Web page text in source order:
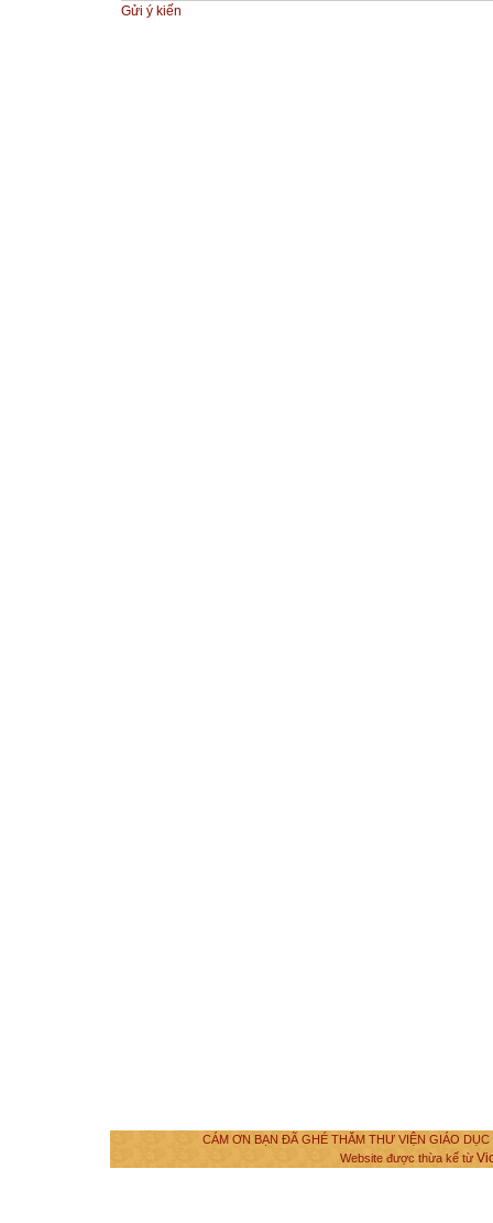
Gửi ý kiến
CÁM ƠN BẠN ĐÃ GHÉ THĂM THƯ VIỆN GIÁO
Website được thừa kế từ